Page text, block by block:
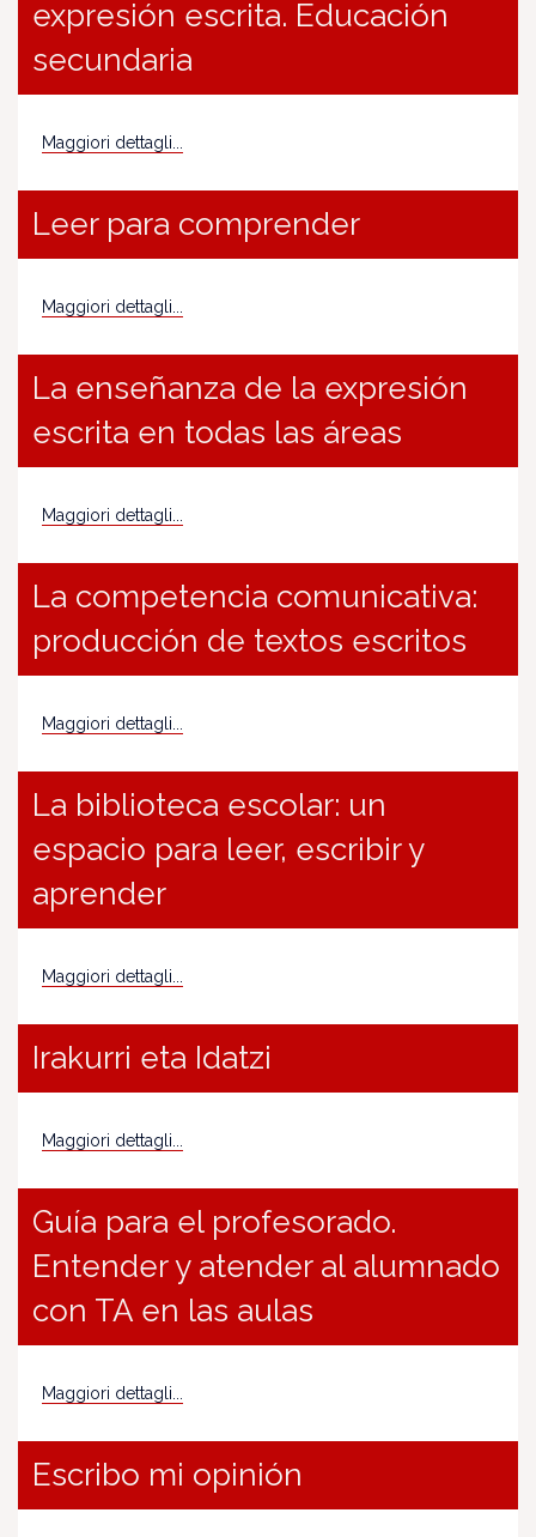
expresión escrita. Educación
secundaria
Maggiori dettagli...
Leer para comprender
Maggiori dettagli...
La enseñanza de la expresión
escrita en todas las áreas
Maggiori dettagli...
La competencia comunicativa:
producción de textos escritos
Maggiori dettagli...
La biblioteca escolar: un
espacio para leer, escribir y
aprender
Maggiori dettagli...
Irakurri eta Idatzi
Maggiori dettagli...
Guía para el profesorado.
Entender y atender al alumnado
con TA en las aulas
Maggiori dettagli...
Escribo mi opinión